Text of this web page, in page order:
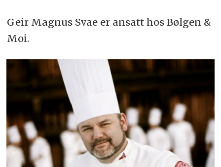
Geir Magnus Svae er ansatt hos Bølgen &
Moi.